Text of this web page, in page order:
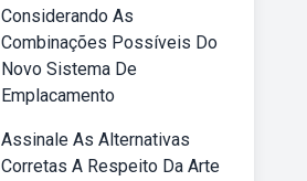
Considerando As
Combinações Possíveis Do
Novo Sistema De
Emplacamento
Assinale As Alternativas
Corretas A Respeito Da Arte